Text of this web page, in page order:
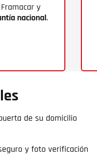
y
nacional.
de su domicilio
y foto verificación